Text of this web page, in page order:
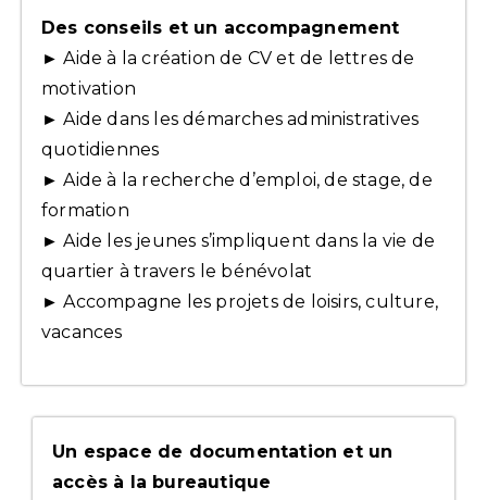
Des conseils et un accompagnement
► Aide à la création de CV et de lettres de
motivation
► Aide dans les démarches administratives
quotidiennes
► Aide à la recherche d’emploi, de stage, de
formation
► Aide les jeunes s’impliquent dans la vie de
quartier à travers le bénévolat
► Accompagne les projets de loisirs, culture,
vacances
Un espace de documentation et un
accès à la bureautique